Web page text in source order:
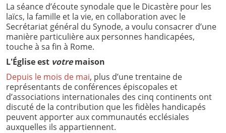
La séance d’écoute synodale que le Dicastère pour les
laïcs, la famille et la vie, en collaboration avec le
Secrétariat général du Synode, a voulu consacrer d’une
manière particulière aux personnes handicapées,
touche à sa fin à Rome.
L'Église est votremaison
Depuis le mois de mai, plus d’une trentaine de
représentants de conférences épiscopales et
d’associations internationales des cinq continents ont
discuté de la contribution que les fidèles handicapés
peuvent apporter aux communautés ecclésiales
auxquelles ils appartiennent.